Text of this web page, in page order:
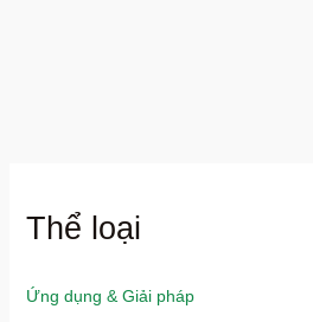
Thể loại
Ứng dụng & Giải pháp